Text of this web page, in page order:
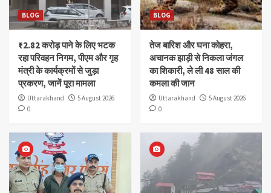
BLOG
₹2.82 करोड़ पाने के लिए भटक
रहा परिवहन निगम, पीएम और गृह
मंत्री के कार्यक्रमों से जुड़ा
प्रकरण, जानें पूरा मामला
Uttarakhand
5 August 2026
0
BLOG
तेज बारिश और घना कोहरा,
अचानक झाड़ी से निकला जंगल
का शिकारी, ले ली 48 साल की
कमला की जान
Uttarakhand
5 August 2026
0